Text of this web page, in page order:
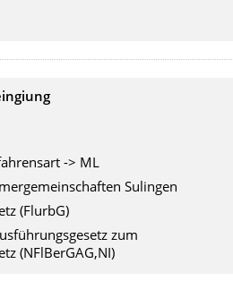
-> ML
Sulingen
(FlurbG)
zum
(NFlBerGAG,NI)